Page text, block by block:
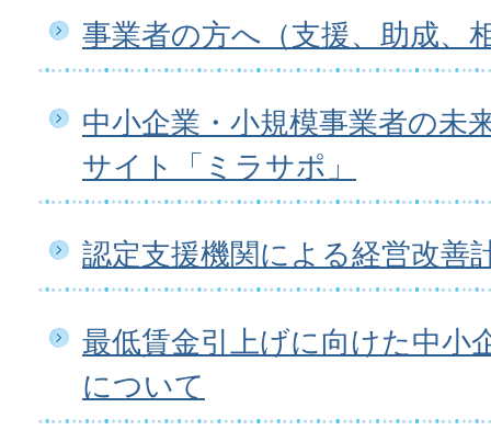
事業者の方へ（支援、助成、
中小企業・小規模事業者の未
サイト「ミラサポ」
認定支援機関による経営改善
最低賃金引上げに向けた中小
について